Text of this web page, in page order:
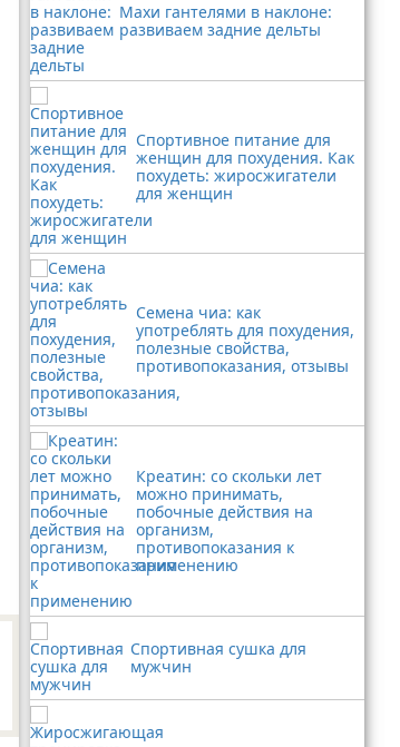
Махи гантелями в наклоне:
развиваем задние дельты
Спортивное питание для
женщин для похудения. Как
похудеть: жиросжигатели
для женщин
Семена чиа: как
употреблять для похудения,
полезные свойства,
противопоказания, отзывы
Креатин: со скольки лет
можно принимать,
побочные действия на
организм,
противопоказания к
применению
Спортивная сушка для
мужчин